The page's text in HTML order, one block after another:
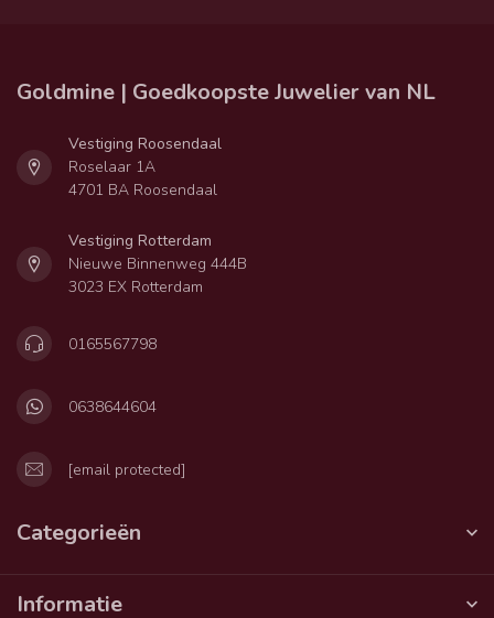
Goldmine | Goedkoopste Juwelier van NL
Vestiging Roosendaal
Roselaar 1A
4701 BA Roosendaal
Vestiging Rotterdam
Nieuwe Binnenweg 444B
3023 EX Rotterdam
0165567798
0638644604
[email protected]
Categorieën
Informatie